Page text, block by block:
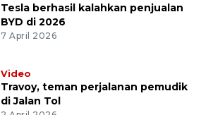
Tesla berhasil kalahkan penjualan
BYD di 2026
7 April 2026
Video
Travoy, teman perjalanan pemudik
di Jalan Tol